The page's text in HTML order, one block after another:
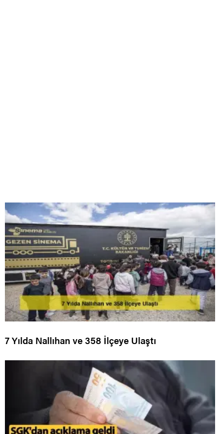
7 Yılda Nallıhan ve 358 İlçeye Ulaştı